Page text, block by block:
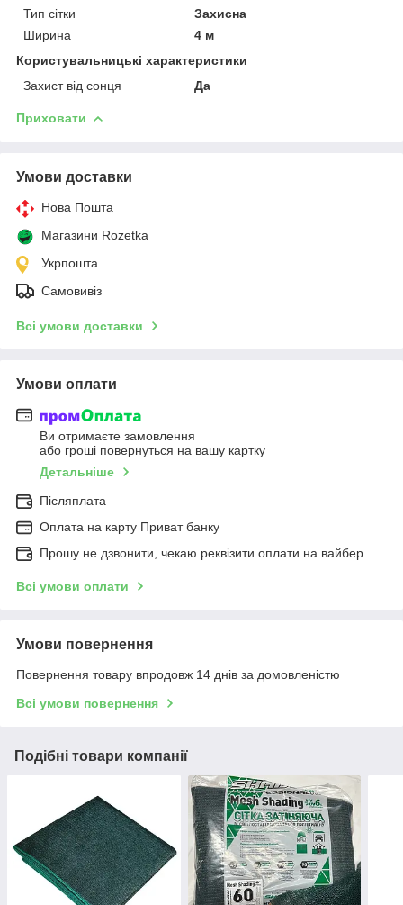
Тип сітки
Захисна
Ширина
4 м
Користувальницькі характеристики
Захист від сонця
Да
Приховати
Умови доставки
Нова Пошта
Магазини Rozetka
Укрпошта
Самовивіз
Всі умови доставки
Умови оплати
Ви отримаєте замовлення
або гроші повернуться на вашу картку
Детальніше
Післяплата
Оплата на карту Приват банку
Прошу не дзвонити, чекаю реквізити оплати на вайбер
Всі умови оплати
Умови повернення
Повернення товару впродовж 14 днів за домовленістю
Всі умови повернення
Подібні товари компанії